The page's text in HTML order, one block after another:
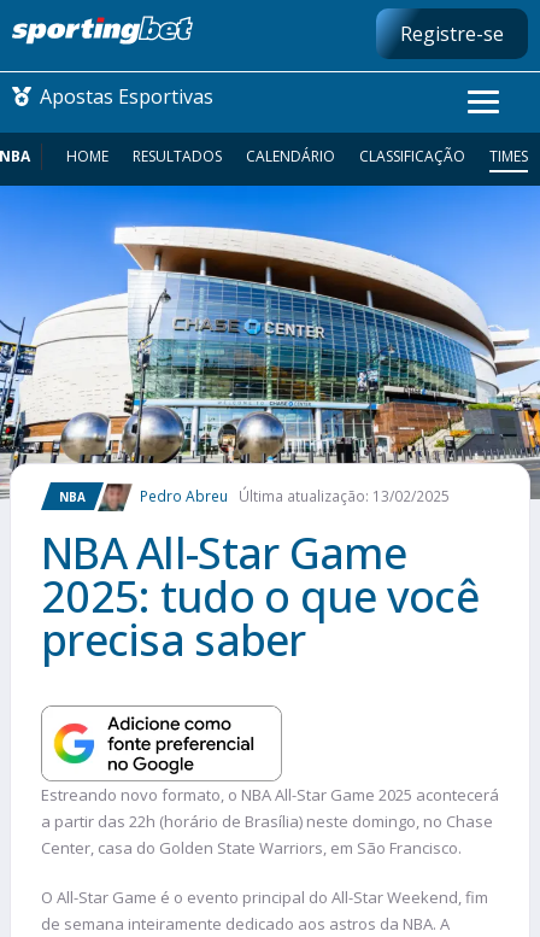
Registre-se
Apostas Esportivas
CONMEBOL LIBERTADORES
FUTEBOL NACIONAL
FUTEBOL INTERNACIONAL
COMO APOSTAR
MAIS ESPORTES
NBA HOME RESULTADOS CALENDÁRIO CLASSIFICAÇÃO TIMES
NBA Pedro Abreu Última atualização: 13/02/2025
NBA All-Star Game
2025: tudo o que você
precisa saber
Estreando novo formato, o NBA All-Star Game 2025 acontecerá
a partir das 22h (horário de Brasília) neste domingo, no Chase
Center, casa do Golden State Warriors, em São Francisco.
O All-Star Game é o evento principal do All-Star Weekend, fim
de semana inteiramente dedicado aos astros da NBA. A